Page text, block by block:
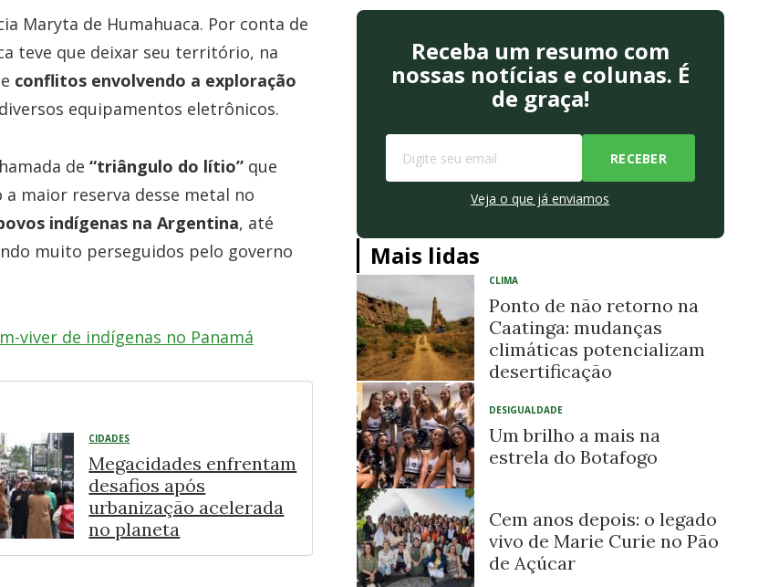
Maryta de Humahuaca. Por conta de
teve que deixar seu território, na
conflitos envolvendo a exploração
equipamentos eletrônicos.
de “triângulo do lítio” que
maior reserva desse metal no
indígenas na Argentina, até
muito perseguidos pelo governo
viver de indígenas no Panamá
CIDADES
Megacidades enfrentam
desafios após
urbanização acelerada
no planeta
Receba um resumo com
nossas notícias e colunas. É
de graça!
Veja o que já enviamos
Mais lidas
CLIMA
Ponto de não retorno na
Caatinga: mudanças
climáticas potencializam
desertificação
DESIGUALDADE
Um brilho a mais na
estrela do Botafogo
Cem anos depois: o legado
vivo de Marie Curie no Pão
de Açúcar